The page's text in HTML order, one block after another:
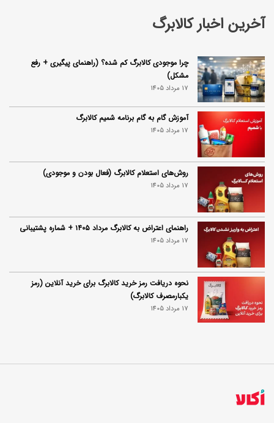
آخرین اخبار کالابرگ
چرا موجودی کالابرگ کم شده؟ (راهنمای پیگیری + رفع
مشکل)
17 مرداد 1405
آموزش گام به گام برنامه شمیم کالابرگ
17 مرداد 1405
روش‌های استعلام کالابرگ (فعال بودن و موجودی)
17 مرداد 1405
راهنمای اعتراض به کالابرگ مرداد ۱۴۰۵ + شماره پشتیبانی
17 مرداد 1405
نحوه دریافت رمز خرید کالابرگ برای خرید آنلاین (رمز
یکبارمصرف کالابرگ)
17 مرداد 1405